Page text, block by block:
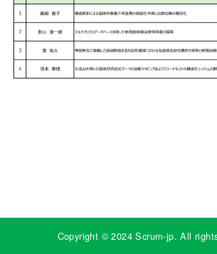
Copyright © 2024 Scrum-jp. All